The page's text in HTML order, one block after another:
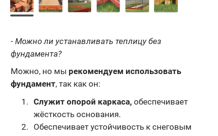
- Можно ли устанавливать теплицу без
фундамента?
Можно, но мы рекомендуем использовать
фундамент, так как он:
Служит опорой каркаса,обеспечивает
жёсткость основания.
Обеспечивает устойчивость к снеговым